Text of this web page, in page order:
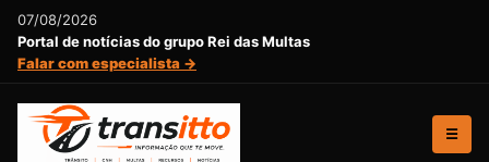
07/08/2026
Portal de notícias do grupo Rei das Multas
Falar com especialista →
☰